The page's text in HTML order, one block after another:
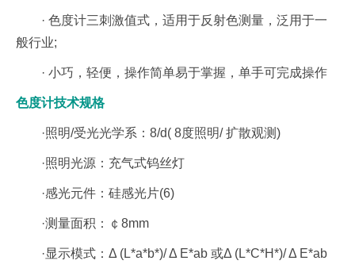
· 色度计三刺激值式，适用于反射色测量，泛用于一
般行业;
· 小巧，轻便，操作简单易于掌握，单手可完成操作
色度计技术规格
·照明/受光光学系：8/d( 8度照明/ 扩散观测)
·照明光源：充气式钨丝灯
·感光元件：硅感光片(6)
·测量面积：￠8mm
·显示模式：Δ (L*a*b*)/ Δ E*ab 或Δ (L*C*H*)/ Δ E*ab